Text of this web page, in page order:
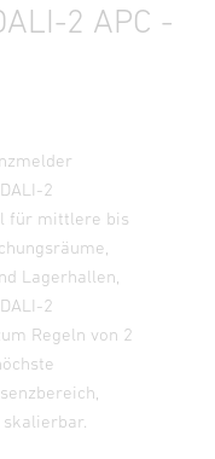
2 APC -
2
für mittlere bis
Lagerhallen,
2
Regeln von 2